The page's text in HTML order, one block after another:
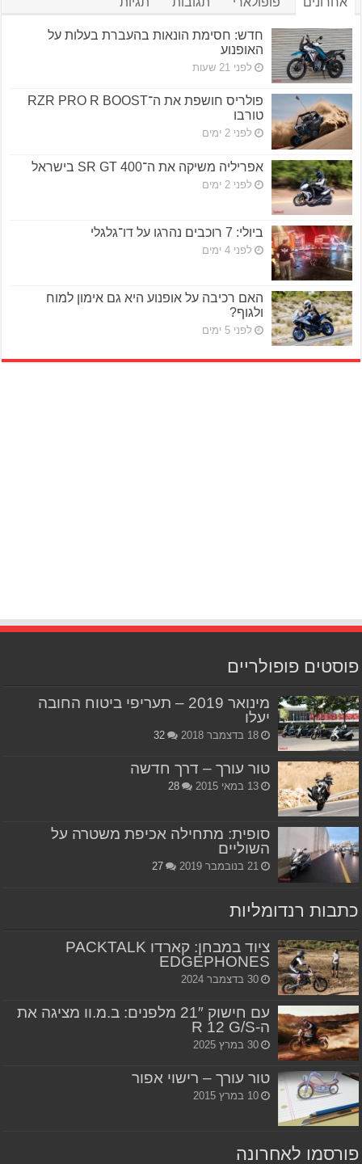
חדש: חסימת הונאות בהעברת בעלות על
האופנוע
לפני 21 שעות
פולריס חושפת את ה־RZR PRO R BOOST
טורבו
לפני 2 ימים
אפריליה משיקה את ה־SR GT 400 בישראל
לפני 2 ימים
ביולי: 7 רוכבים נהרגו על דו־גלגלי
לפני 4 ימים
האם רכיבה על אופנוע היא גם אימון למוח
ולגוף?
לפני 5 ימים
פוסטים פופולריים
מינואר 2019 – תעריפי ביטוח החובה
יעלו
18 בדצמבר 2018 32
טור עורך – דרך חדשה
13 במאי 2015 28
סופית: מתחילה אכיפת משטרה על
השוליים
21 בנובמבר 2019 27
כתבות רנדומליות
ציוד במבחן: קארדו PACKTALK
EDGEPHONES
30 בדצמבר 2024
עם חישוק 21″ מלפנים: ב.מ.וו מציגה את
ה-R 12 G/S
30 במרץ 2025
טור עורך – רישוי אפור
10 במרץ 2015
פורסמו לאחרונה